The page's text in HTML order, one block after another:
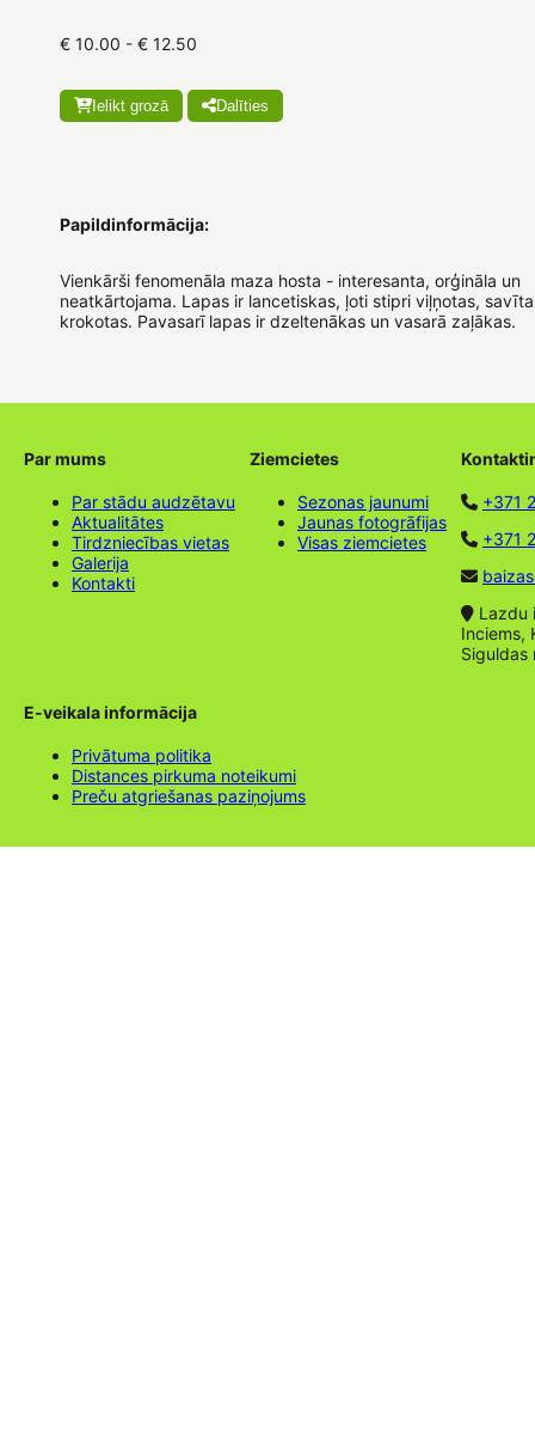
€ 10.00 - € 12.50
Ielikt grozā Dalīties
Papildinformācija:
Vienkārši fenomenāla maza hosta - interesanta, orģināla un
neatkārtojama. Lapas ir lancetiskas, ļoti stipri viļņotas,
krokotas. Pavasarī lapas ir dzeltenākas un vasarā zaļākas.
Par mums
Par stādu audzētavu
Aktualitātes
Tirdzniecības vietas
Galerija
Kontakti
Ziemcietes
Sezonas jaunumi
Jaunas fotogrāfijas
Visas ziemcietes
+371
+371
Lazdu
Inciems,
Siguldas
E-veikala informācija
Privātuma politika
Distances pirkuma noteikumi
Preču atgriešanas paziņojums